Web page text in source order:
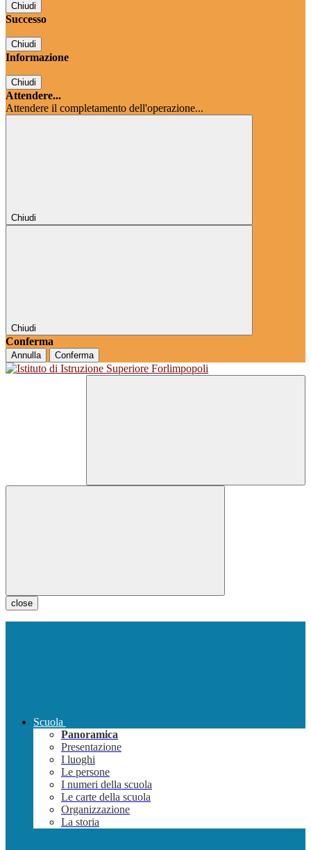
Chiudi
Successo
Chiudi
Informazione
Chiudi
Attendere...
Attendere il completamento dell'operazione...
Chiudi
Chiudi
Conferma
Annulla Conferma
close
Scuola
Panoramica
Presentazione
I luoghi
Le persone
I numeri della scuola
Le carte della scuola
Organizzazione
La storia